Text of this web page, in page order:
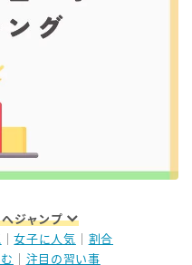
ジャンプ
｜女子に人気
割合
注目の習い事